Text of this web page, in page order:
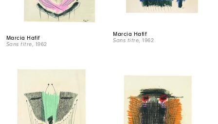
Marcia Hafif
Sans titre , 1962
Marcia Hafif
Sans titre , 1962